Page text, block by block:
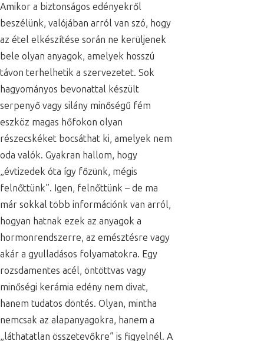
Amikor a biztonságos edényekről
beszélünk, valójában arról van szó, hogy
az étel elkészítése során ne kerüljenek
bele olyan anyagok, amelyek hosszú
távon terhelhetik a szervezetet. Sok
hagyományos bevonattal készült
serpenyő vagy silány minőségű fém
eszköz magas hőfokon olyan
részecskéket bocsáthat ki, amelyek nem
oda valók. Gyakran hallom, hogy
„évtizedek óta így főzünk, mégis
felnőttünk”. Igen, felnőttünk – de ma
már sokkal több információnk van arról,
hogyan hatnak ezek az anyagok a
hormonrendszerre, az emésztésre vagy
akár a gyulladásos folyamatokra. Egy
rozsdamentes acél, öntöttvas vagy
minőségi kerámia edény nem divat,
hanem tudatos döntés. Olyan, mintha
nemcsak az alapanyagokra, hanem a
„láthatatlan összetevőkre” is figyelnél. A